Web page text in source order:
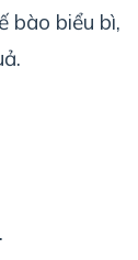
bào biểu bì,